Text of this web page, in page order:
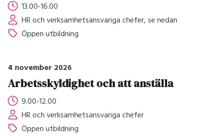
13.00-16.00
HR och verksamhetsansvariga chefer, se nedan
Öppen utbildning
4 november 2026
Arbetsskyldighet och att anställa
9.00-12.00
HR och verksamhetsansvariga chefer
Öppen utbildning